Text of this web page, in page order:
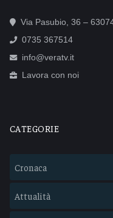
Via Pasubio, 36 –
0735 367514
info@veratv.it
Lavora con noi
CATEGORIE
Cronaca
Attualità